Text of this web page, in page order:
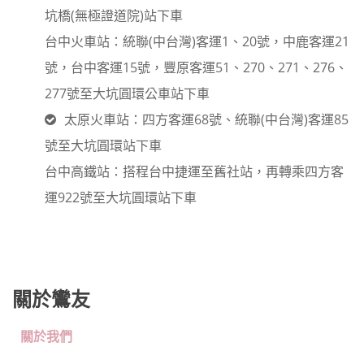
坑橋(無極證道院)站下車
台中火車站：統聯(中台灣)客運1、20號，中鹿客運21
號，台中客運15號，豐原客運51、270、271、276、
277號至大坑圓環公車站下車
太原火車站：四方客運68號、統聯(中台灣)客運85
號至大坑圓環站下車
台中高鐵站：搭程台中捷運至舊社站，再轉乘四方客
運922號至大坑圓環站下車
關於鸞友
關於我們